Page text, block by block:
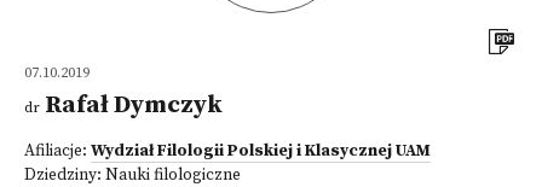
07.10.2019
dr Rafał Dymczyk
Afiliacje: Wydział Filologii Polskiej i Klasycznej UAM
Dziedziny: Nauki filologiczne